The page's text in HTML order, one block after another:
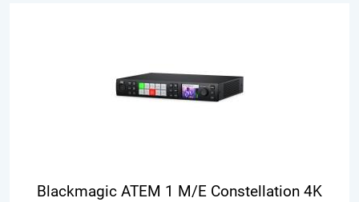
Blackmagic ATEM 1 M/E Constellation 4K